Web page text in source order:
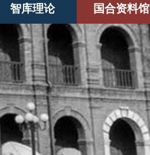
智库理论 国合资料馆